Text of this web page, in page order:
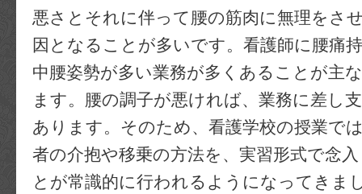
悪さとそれに伴って腰の筋肉に無理をさ
因となることが多いです。看護師に腰痛
中腰姿勢が多い業務が多くあることが主
ます。腰の調子が悪ければ、業務に差し
あります。そのため、看護学校の授業で
者の介抱や移乗の方法を、実習形式で念
とが常識的に行われるようになってきま